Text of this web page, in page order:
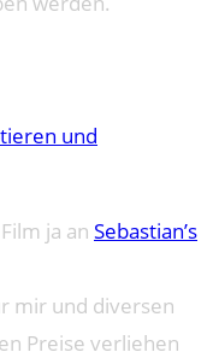
und
ja an Sebastian’s
mir und diversen
Preise verliehen